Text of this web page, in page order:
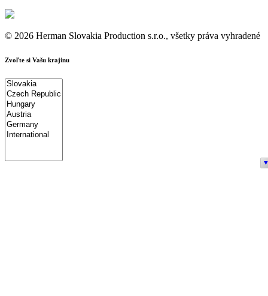
© 2026 Herman Slovakia Production s.r.o., všetky práva vyhradené
Zvoľte si Vašu krajinu